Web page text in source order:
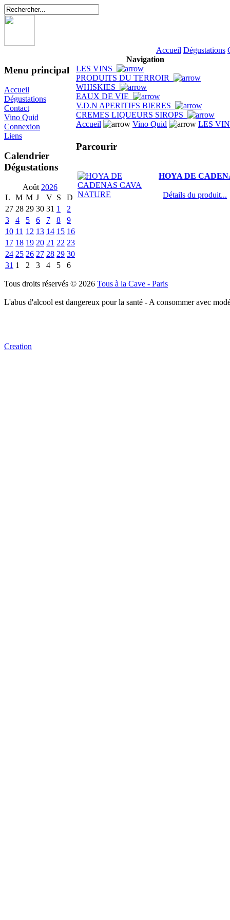
Accueil Dégustations
Menu principal
Accueil
Dégustations
Contact
Vino Quid
Connexion
Liens
Calendrier
Dégustations
Août 2026
L
M M J V S
D
27 28 29 30 31 1
2
3
4 5 6 7 8
9
10 11 12 13 14 15 16
17 18 19 20 21 22 23
24 25 26 27 28 29 30
31 1 2 3 4 5 6
Navigation
LES VINS
PRODUITS DU TERROIR
WHISKIES
EAUX DE VIE
V.D.N APERITIFS BIERES
CREMES LIQUEURS SIROPS
Accueil
Vino Quid LES
Parcourir
HOYA DE
Détails du produit...
Tous droits réservés © 2026 Tous à la Cave - Paris
L'abus d'alcool est dangereux pour la santé - A consommer avec
Creation